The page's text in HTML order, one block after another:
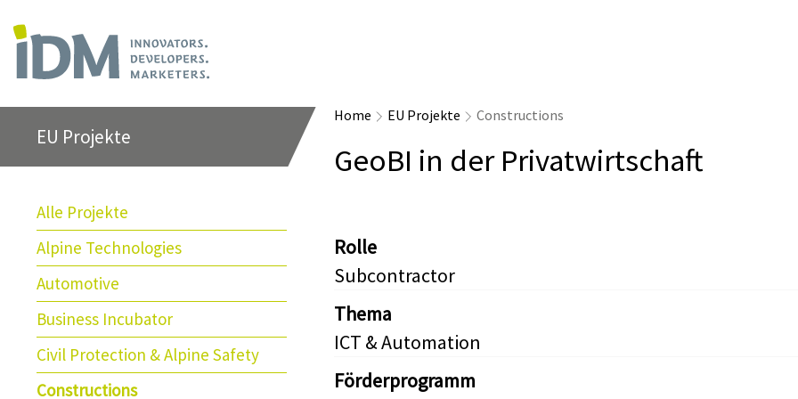
EU Projekte
Alle Projekte
Alpine Technologies
Automotive
Business Incubator
Civil Protection & Alpine Safety
Constructions
Home EU Projekte Constructions
GeoBI in der Privatwirtschaft
Rolle
Subcontractor
Thema
ICT & Automation
Förderprogramm